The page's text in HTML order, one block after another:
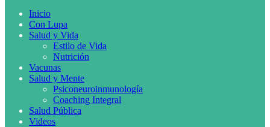
Inicio
Con Lupa
Salud y Vida
Estilo de Vida
Nutrición
Vacunas
Salud y Mente
Psiconeuroinmunología
Coaching Integral
Salud Pública
Videos